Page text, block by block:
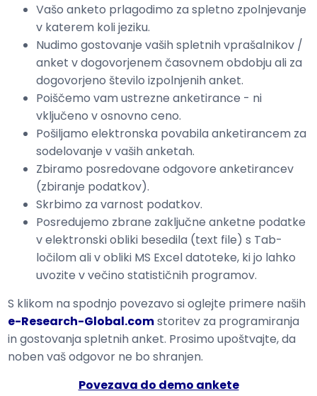
Vašo anketo prlagodimo za spletno zpolnjevanje
v katerem koli jeziku.
Nudimo gostovanje vaših spletnih vprašalnikov /
anket v dogovorjenem časovnem obdobju ali za
dogovorjeno število izpolnjenih anket.
Poiščemo vam ustrezne anketirance - ni
vključeno v osnovno ceno.
Pošiljamo elektronska povabila anketirancem za
sodelovanje v vaših anketah.
Zbiramo posredovane odgovore anketirancev
(zbiranje podatkov).
Skrbimo za varnost podatkov.
Posredujemo zbrane zaključne anketne podatke
v elektronski obliki besedila (text file) s Tab-
ločilom ali v obliki MS Excel datoteke, ki jo lahko
uvozite v večino statističnih programov.
S klikom na spodnjo povezavo si oglejte primere naših
e-Research-Global.comstoritev za programiranja
in gostovanja spletnih anket. Prosimo upoštvajte, da
noben vaš odgovor ne bo shranjen.
Povezava do demo ankete